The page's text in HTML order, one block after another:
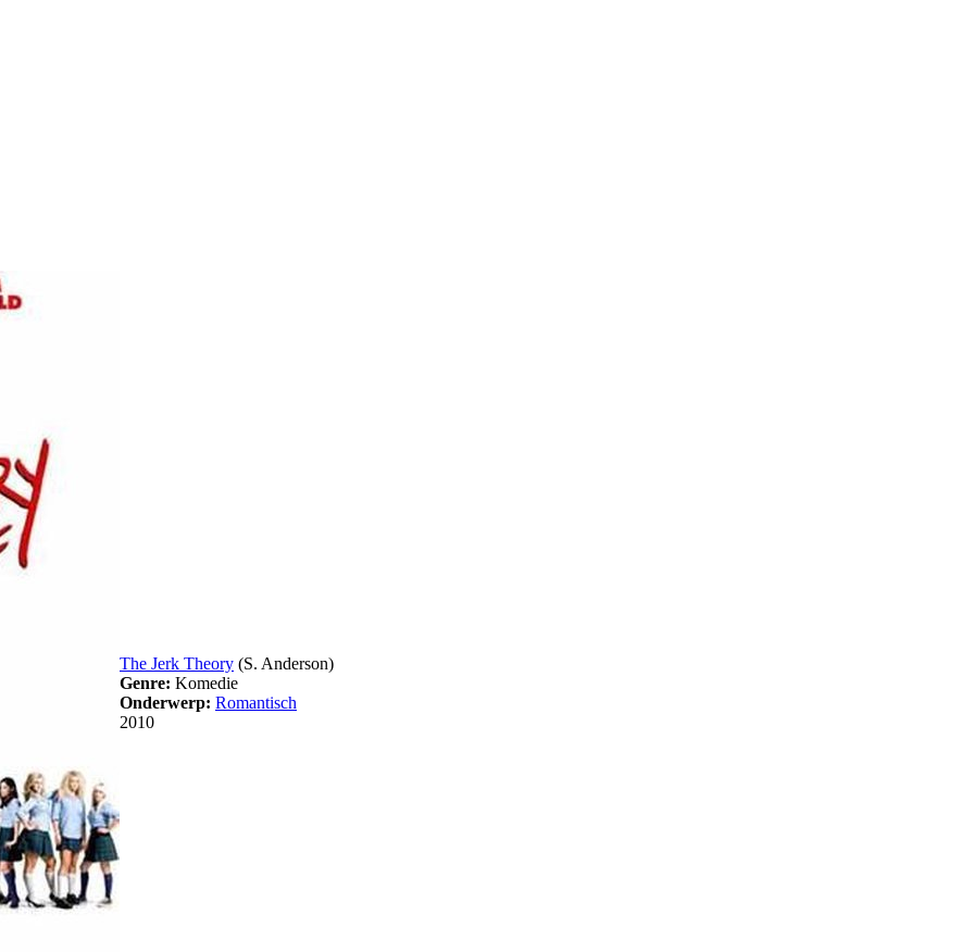
The Jerk Theory (S. Anderson)
Genre: Komedie
Onderwerp: Romantisch
2010